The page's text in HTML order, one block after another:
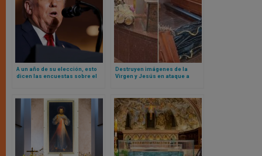
A un año de su elección, esto
dicen las encuestas sobre el
Destruyen imágenes de la
Virgen y Jesús en ataque a